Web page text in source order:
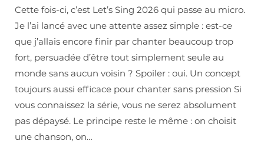
Cette fois-ci, c’est Let’s Sing 2026 qui passe au micro.
Je l’ai lancé avec une attente assez simple : est-ce
que j’allais encore finir par chanter beaucoup trop
fort, persuadée d’être tout simplement seule au
monde sans aucun voisin ? Spoiler : oui. Un concept
toujours aussi efficace pour chanter sans pression Si
vous connaissez la série, vous ne serez absolument
pas dépaysé. Le principe reste le même : on choisit
une chanson, on…